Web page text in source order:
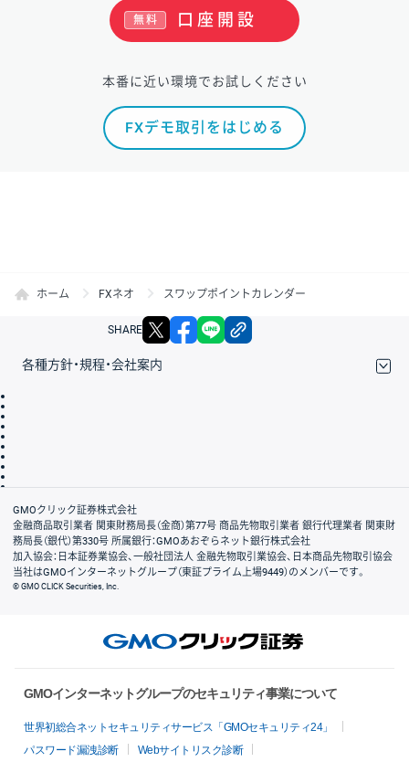
口座開設
無料
本番に近い環境でお試しください
FXデモ取引をはじめる
ホーム FXネオ スワップポイントカレンダー
SHARE X facebook
各種方針・規程・会社案内
会社案内
GMOクリック証券株式会社
金融商品取引業者 関東財務局長（金商）第77号 商品先物取引業者 銀行代理業者 関東財
務局長（銀代）第330号 所属銀行：GMOあおぞらネット銀行株式会社
加入協会：日本証券業協会、一般社団法人 金融先物取引業協会、日本商品先物取引協会
当社はGMOインターネットグループ（東証プライム上場9449）のメンバーです。
© GMO CLICK Securities, Inc.
GMOインターネットグループのセキュリティ事業について
世界初総合ネットセキュリティサービス「GMOセキュリティ24」
パスワード漏洩診断
Webサイトリスク診断